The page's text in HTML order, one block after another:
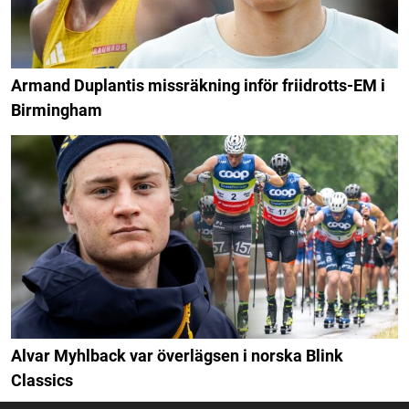
Armand Duplantis missräkning inför friidrotts-EM i
Birmingham
Alvar Myhlback var överlägsen i norska Blink
Classics